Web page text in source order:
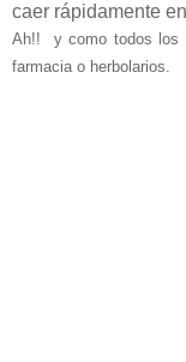
caer rápidamente
Ah!! y como todos los
farmacia o herbolarios.